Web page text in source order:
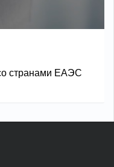
странами ЕАЭС